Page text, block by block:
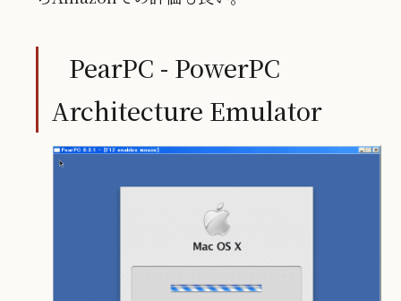
PearPC - PowerPC
Architecture Emulator